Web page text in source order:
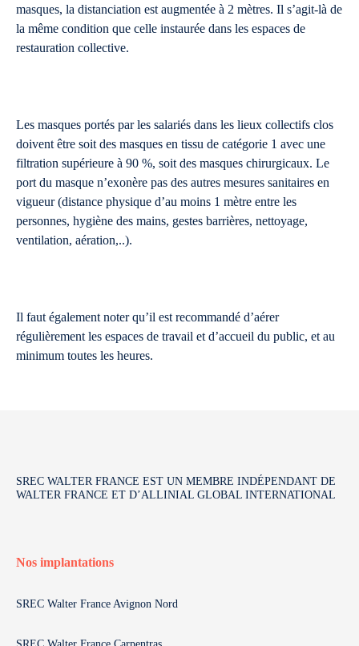
masques, la distanciation est augmentée à 2 mètres. Il s’agit-là de
la même condition que celle instaurée dans les espaces de
restauration collective.
Les masques portés par les salariés dans les lieux collectifs clos
doivent être soit des masques en tissu de catégorie 1 avec une
filtration supérieure à 90 %, soit des masques chirurgicaux. Le
port du masque n’exonère pas des autres mesures sanitaires en
vigueur (distance physique d’au moins 1 mètre entre les
personnes, hygiène des mains, gestes barrières, nettoyage,
ventilation, aération,..).
Il faut également noter qu’il est recommandé d’aérer
régulièrement les espaces de travail et d’accueil du public, et au
minimum toutes les heures.
SREC WALTER FRANCE EST UN MEMBRE INDÉPENDANT DE
WALTER FRANCE ET D’ALLINIAL GLOBAL INTERNATIONAL
Nos implantations
SREC Walter France Avignon Nord